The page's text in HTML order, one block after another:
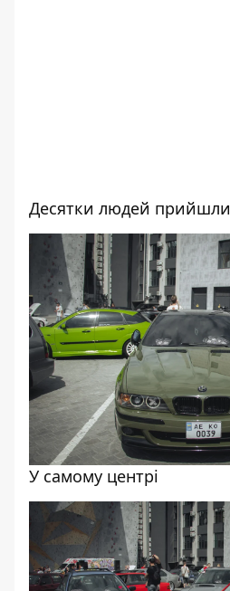
Десятки людей прийшли
У самому центрі